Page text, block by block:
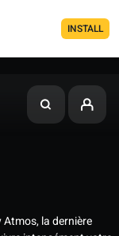
INSTALL
Atmos, la dernière